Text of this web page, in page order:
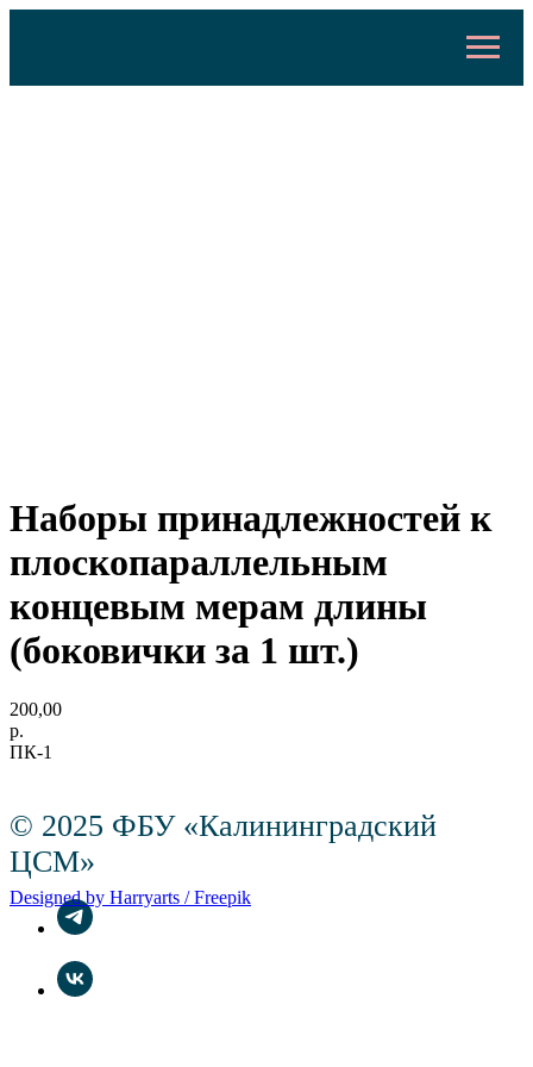
Наборы принадлежностей к
плоскопараллельным
концевым мерам длины
(боковички за 1 шт.)
200,00
р.
ПК-1
© 2025 ФБУ «Калининградский
ЦСМ»
Designed by Harryarts / Freepik